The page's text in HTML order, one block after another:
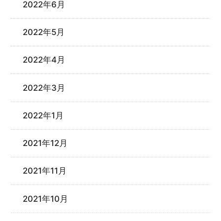
2022年6月
2022年5月
2022年4月
2022年3月
2022年1月
2021年12月
2021年11月
2021年10月